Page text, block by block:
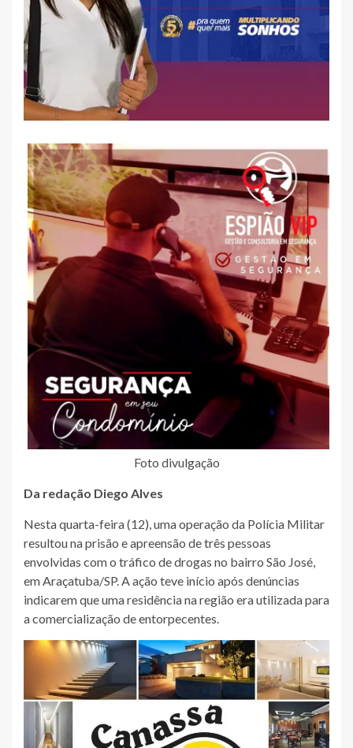
Foto divulgação
Da redação Diego Alves
Nesta quarta-feira (12), uma operação da Polícia Militar
resultou na prisão e apreensão de três pessoas
envolvidas com o tráfico de drogas no bairro São José,
em Araçatuba/SP. A ação teve início após denúncias
indicarem que uma residência na região era utilizada para
a comercialização de entorpecentes.